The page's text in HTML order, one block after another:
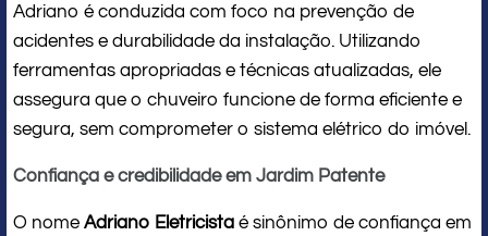
Adriano é conduzida com foco na prevenção de
acidentes e durabilidade da instalação. Utilizando
ferramentas apropriadas e técnicas atualizadas, ele
assegura que o chuveiro funcione de forma eficiente e
segura, sem comprometer o sistema elétrico do imóvel.
Confiança e credibilidade em Jardim Patente
O nome Adriano Eletricista é sinônimo de confiança em